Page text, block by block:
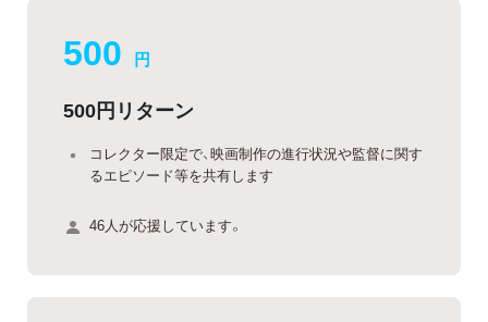
500 円
500円リターン
コレクター限定で、映画制作の進行状況や監督に関す
るエピソード等を共有します
46人が応援しています。